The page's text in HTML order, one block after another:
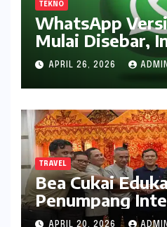
TEKNO
WhatsApp
Mulai Disebar,
Didapat
APRIL 26, 2026 ADMIN
TRAVEL
Bea Cukai
Penumpang
kepada Pelaku
APRIL 20, 2026